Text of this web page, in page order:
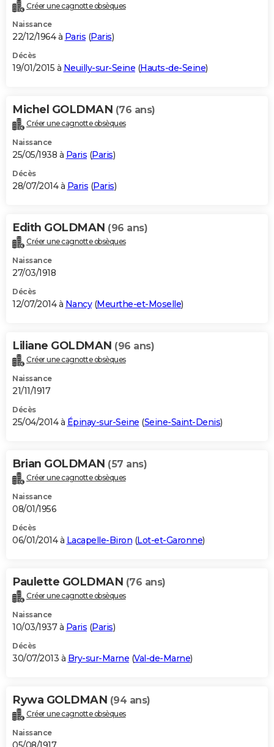
Créer une cagnotte obsèques
Naissance
22/12/1964 à Paris (Paris)
Décès
19/01/2015 à Neuilly-sur-Seine (Hauts-de-Seine)
Michel GOLDMAN (76 ans)
Créer une cagnotte obsèques
Naissance
25/05/1938 à Paris (Paris)
Décès
28/07/2014 à Paris (Paris)
Edith GOLDMAN (96 ans)
Créer une cagnotte obsèques
Naissance
27/03/1918
Décès
12/07/2014 à Nancy(Meurthe-et-Moselle)
Liliane GOLDMAN (96 ans)
Créer une cagnotte obsèques
Naissance
21/11/1917
Décès
25/04/2014 à Épinay-sur-Seine (Seine-Saint-Denis)
Brian GOLDMAN (57 ans)
Créer une cagnotte obsèques
Naissance
08/01/1956
Décès
06/01/2014 à Lacapelle-Biron (Lot-et-Garonne)
Paulette GOLDMAN (76 ans)
Créer une cagnotte obsèques
Naissance
10/03/1937 à Paris (Paris)
Décès
30/07/2013 à Bry-sur-Marne (Val-de-Marne)
Rywa GOLDMAN (94 ans)
Créer une cagnotte obsèques
Naissance